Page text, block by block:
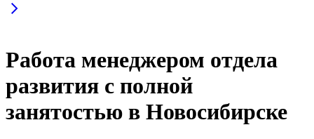
Работа менеджером отдела
развития с полной
занятостью в Новосибирске